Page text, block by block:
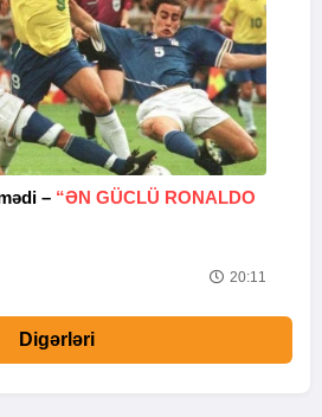
– “ƏN GÜCLÜ RONALDO
20:11
Digərləri